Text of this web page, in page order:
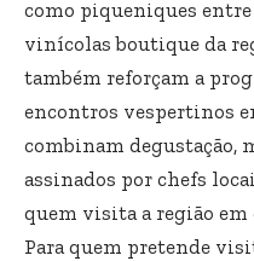
como piqueniques
vinícolas boutique da
também reforçam a
encontros vespertinos
combinam degustação,
assinados por chefs
quem visita a região em
Para quem pretende